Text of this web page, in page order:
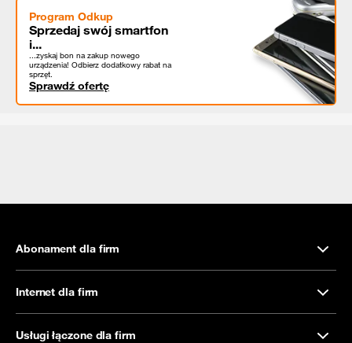
Program Odkup
Sprzedaj swój smartfon
i...
...zyskaj bon na zakup nowego
urządzenia! Odbierz dodatkowy rabat na
sprzęt.
Sprawdź ofertę
Abonament dla firm
Internet dla firm
Usługi łączone dla firm